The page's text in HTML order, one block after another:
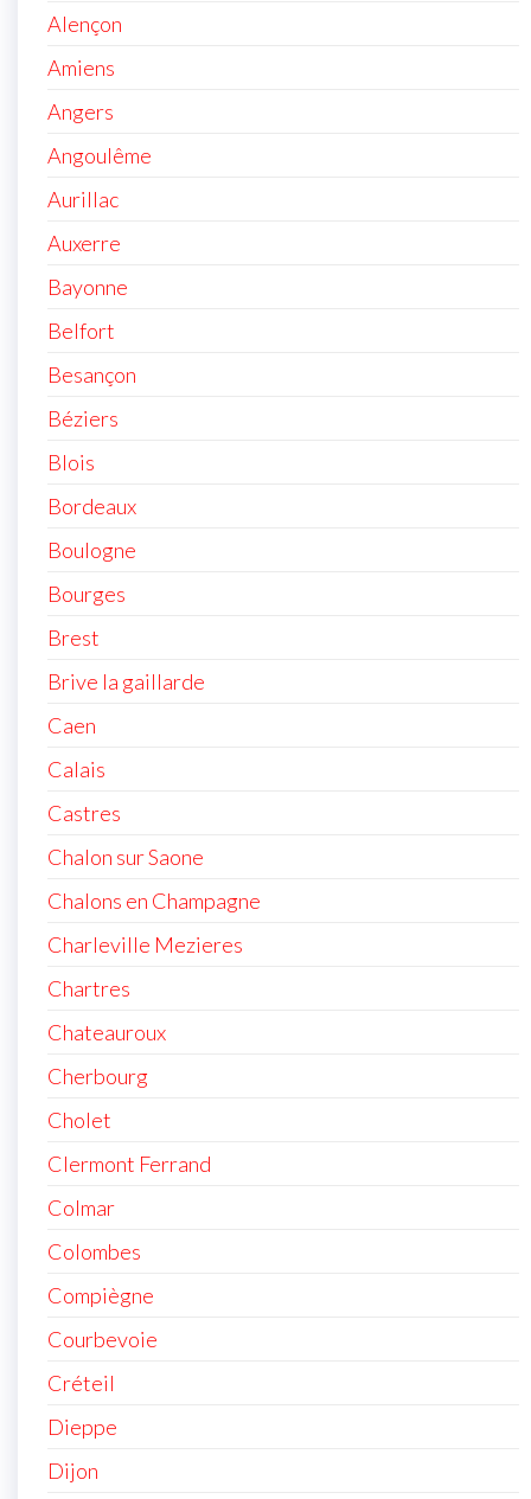
Alençon
Amiens
Angers
Angoulême
Aurillac
Auxerre
Bayonne
Belfort
Besançon
Béziers
Blois
Bordeaux
Boulogne
Bourges
Brest
Brive la gaillarde
Caen
Calais
Castres
Chalon sur Saone
Chalons en Champagne
Charleville Mezieres
Chartres
Chateauroux
Cherbourg
Cholet
Clermont Ferrand
Colmar
Colombes
Compiègne
Courbevoie
Créteil
Dieppe
Dijon